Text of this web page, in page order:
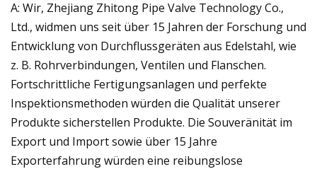
A: Wir, Zhejiang Zhitong Pipe Valve Technology Co.,
Ltd., widmen uns seit über 15 Jahren der Forschung und
Entwicklung von Durchflussgeräten aus Edelstahl, wie
z. B. Rohrverbindungen, Ventilen und Flanschen.
Fortschrittliche Fertigungsanlagen und perfekte
Inspektionsmethoden würden die Qualität unserer
Produkte sicherstellen Produkte. Die Souveränität im
Export und Import sowie über 15 Jahre
Exporterfahrung würden eine reibungslose